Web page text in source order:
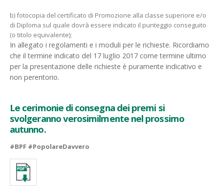
b) fotocopia del certificato di Promozione alla classe superiore e/o
di Diploma sul quale dovrà essere indicato il punteggio conseguito
(o titolo equivalente);
In allegato i regolamenti e i moduli per le richieste. Ricordiamo
che il termine indicato del 17 luglio 2017 come termine ultimo
per la presentazione delle richieste è puramente indicativo e
non perentorio.
Le cerimonie di consegna dei premi si
svolgeranno verosimilmente nel prossimo
autunno.
#BPF #PopolareDavvero